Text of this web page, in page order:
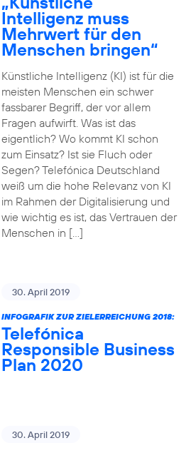
Intelligenz muss
Mehrwert für den
Menschen bringen“
Künstliche Intelligenz (KI) ist für die
meisten Menschen ein schwer
fassbarer Begriff, der vor allem
Fragen aufwirft. Was ist das
eigentlich? Wo kommt KI schon
zum Einsatz? Ist sie Fluch oder
Segen? Telefónica Deutschland
weiß um die hohe Relevanz von KI
im Rahmen der Digitalisierung und
wie wichtig es ist, das Vertrauen der
Menschen in […]
30. April 2019
INFOGRAFIK ZUR ZIELERREICHUNG 2018:
Telefónica
Responsible Business
Plan 2020
30. April 2019